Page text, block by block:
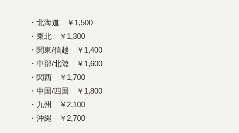
・北海道 ￥1,500
・東北 ￥1,300
・関東/信越 ￥1,400
・中部/北陸 ￥1,600
・関西 ￥1,700
・中国/四国 ￥1,800
・九州 ￥2,100
・沖縄 ￥2,700